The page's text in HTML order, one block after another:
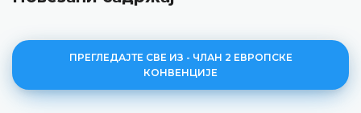
ПРЕГЛЕДАЈТЕ СВЕ ИЗ - ЧЛАН 2 ЕВРОПСКЕ
КОНВЕНЦИЈЕ